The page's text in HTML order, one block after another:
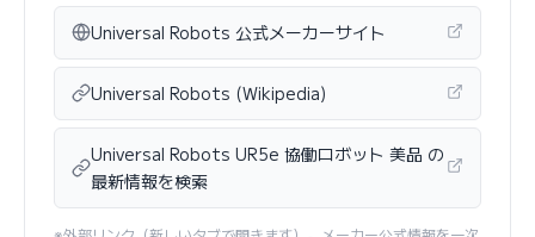
Universal Robots 公式メーカーサイト
Universal Robots (Wikipedia)
Universal Robots UR5e 協働ロボット 美品 の
最新情報を検索